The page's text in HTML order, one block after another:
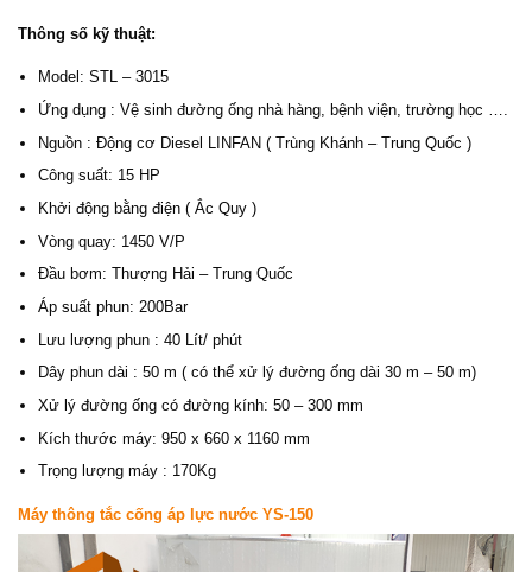
Thông số kỹ thuật:
Model: STL – 3015
Ứng dụng : Vệ sinh đường ống nhà hàng, bệnh viện, trường học ….
Nguồn : Động cơ Diesel LINFAN ( Trùng Khánh – Trung Quốc )
Công suất: 15 HP
Khởi động bằng điện ( Ắc Quy )
Vòng quay: 1450 V/P
Đầu bơm: Thượng Hải – Trung Quốc
Áp suất phun: 200Bar
Lưu lượng phun : 40 Lít/ phút
Dây phun dài : 50 m ( có thể xử lý đường ống dài 30 m – 50 m)
Xử lý đường ống có đường kính: 50 – 300 mm
Kích thước máy: 950 x 660 x 1160 mm
Trọng lượng máy : 170Kg
Máy thông tắc cống áp lực nước YS-150